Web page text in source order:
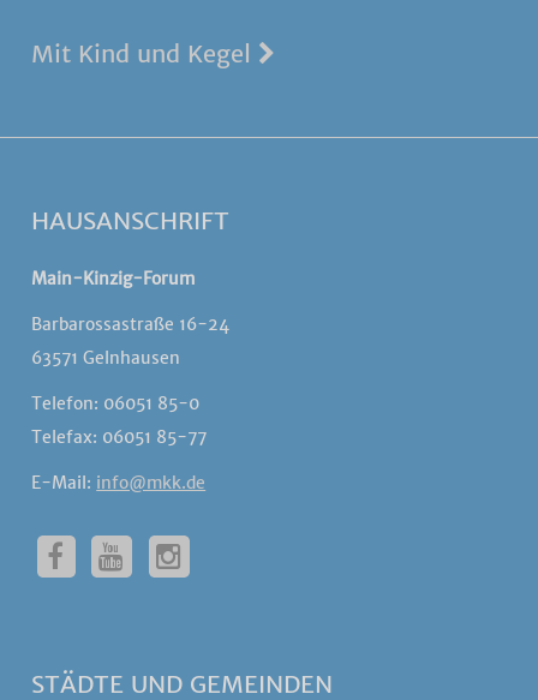
Mit Kind und Kegel
HAUSANSCHRIFT
Main-Kinzig-Forum
Barbarossastraße 16-24
63571 Gelnhausen
Telefon: 06051 85-0
Telefax: 06051 85-77
E-Mail: info@mkk.de
STÄDTE UND GEMEINDEN